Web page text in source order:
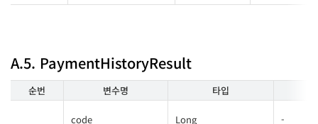
A.5. PaymentHistoryResult
순번 변수명 타입
code Long -